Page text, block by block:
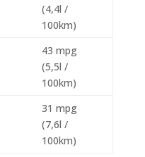
(4,4l /
100km)
43 mpg
(5,5l /
100km)
31 mpg
(7,6l /
100km)